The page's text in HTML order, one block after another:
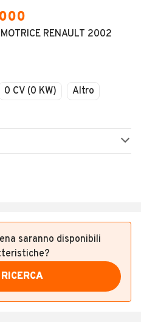
RENAULT 2002
0 CV (0 KW)
Altro
saranno disponibili